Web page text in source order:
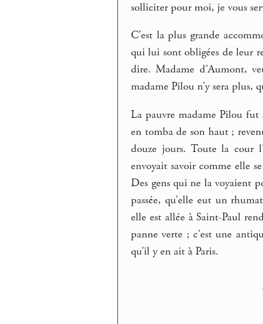
solliciter pour moi, je vous
C’est la plus grande
qui lui sont obligées de leur
dire. Madame d’Aumont,
madame Pilou n’y sera plus,
La pauvre madame Pilou fut
en tomba de son haut ;
douze jours. Toute la cour
envoyait savoir comme elle
Des gens qui ne la voyaient
passée, qu’elle eut un
elle est allée à Saint-Paul
panne verte ; c’est une
qu’il y en ait à Paris.